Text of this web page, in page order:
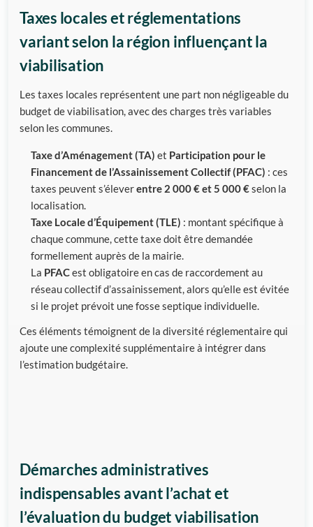
Taxes locales et réglementations
variant selon la région influençant la
viabilisation
Les taxes locales représentent une part non négligeable du
budget de viabilisation, avec des charges très variables
selon les communes.
Taxe d’Aménagement (TA) et Participation pour le
Financement de l’Assainissement Collectif (PFAC) : ces
taxes peuvent s’éleverentre 2 000 € et 5 000 €selon la
localisation.
Taxe Locale d’Équipement (TLE) : montant spécifique à
chaque commune, cette taxe doit être demandée
formellement auprès de la mairie.
La PFACest obligatoire en cas de raccordement au
réseau collectif d’assainissement, alors qu’elle est évitée
si le projet prévoit une fosse septique individuelle.
Ces éléments témoignent de la diversité réglementaire qui
ajoute une complexité supplémentaire à intégrer dans
l’estimation budgétaire.
Démarches administratives
indispensables avant l’achat et
l’évaluation du budget viabilisation